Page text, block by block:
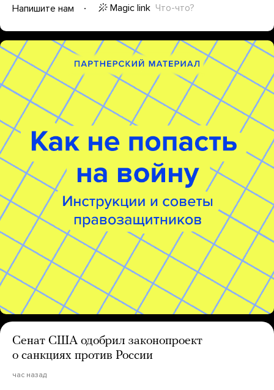
Напишите нам
Magic link Что-что?
Сенат США одобрил законопроект
о санкциях против России
час назад